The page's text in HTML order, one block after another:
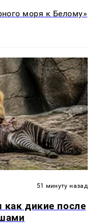
моря к Белому»
51 минуту назад
как дикие после